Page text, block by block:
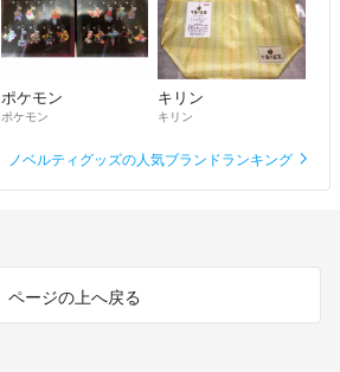
ポケモン
ポケモン
キリン
キリン
ノベルティグッズの人気ブランドランキング
ページの上へ戻る